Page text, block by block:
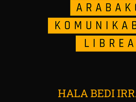
HALA BEDI